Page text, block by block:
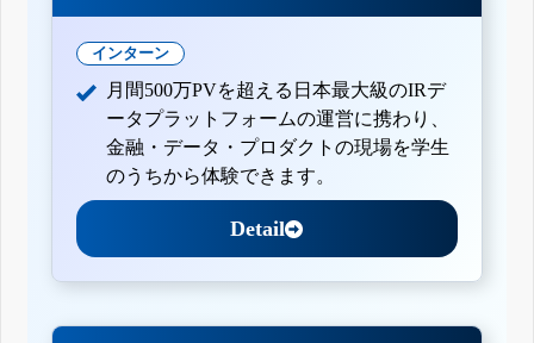
インターン
月間500万PVを超える日本最大級のIRデ
ータプラットフォームの運営に携わり、
金融・データ・プロダクトの現場を学生
のうちから体験できます。
Detail